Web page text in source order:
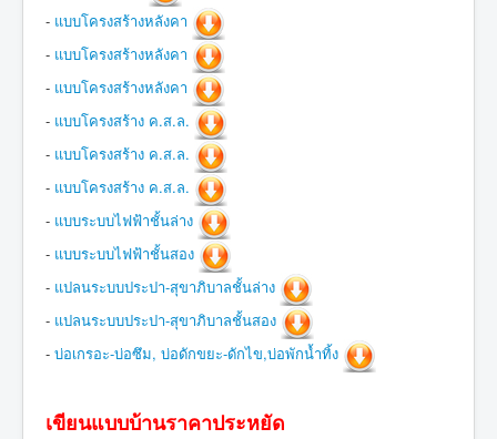
- แบบโครงสร้างหลังคา
- แบบโครงสร้างหลังคา
- แบบโครงสร้างหลังคา
- แบบโครงสร้าง ค.ส.ล.
- แบบโครงสร้าง ค.ส.ล.
- แบบโครงสร้าง ค.ส.ล.
- แบบระบบไฟฟ้าชั้นล่าง
- แบบระบบไฟฟ้าชั้นสอง
- แปลนระบบประปา-สุขาภิบาลชั้นล่าง
- แปลนระบบประปา-สุขาภิบาลชั้นสอง
- บ่อเกรอะ-บ่อซึม, บ่อดักขยะ-ดักไข,บ่อพักน้ำทิ้ง
เขียนแบบบ้านราคาประหยัด